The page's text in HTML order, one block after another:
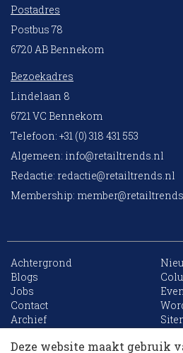
Postadres
Postbus 78
6720 AB Bennekom
Bezoekadres
Lindelaan 8
6721 VC Bennekom
Telefoon: +31 (0) 318 431 553
Algemeen: info@retailtrends.nl
Redactie: redactie@retailtrends.nl
Membership:
Achtergrond
Blogs
Jobs
Contact
Archief
Deze website maakt gebruik